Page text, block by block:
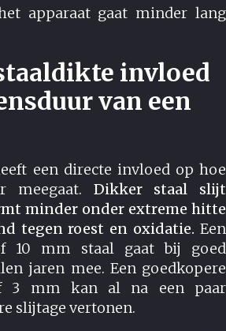
apparaat gaat minder lang
invloed
van een
een directe invloed op hoe
meegaat. Dikker staal slijt
minder onder extreme hitte
tegen roest en oxidatie. Een
10 mm staal gaat bij goed
jaren mee. Een goedkopere
3 mm kan al na een paar
slijtage vertonen.